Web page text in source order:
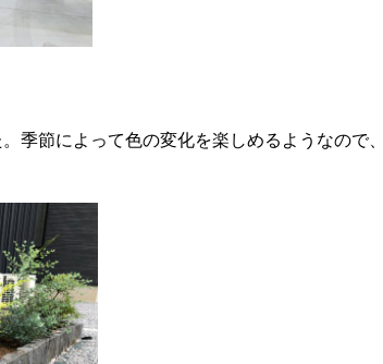
季節によって色の変化を楽しめるようなので、